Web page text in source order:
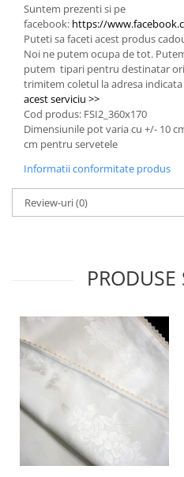
Suntem prezenti si pe
facebook: https://
Puteti sa faceti acest produs
Noi ne putem ocupa de tot.
putem tipari pentru destinatar
trimitem coletul la adresa indicata
acest serviciu >>
Cod produs: FSI2_360x170
Dimensiunile pot varia cu +/- 10
cm pentru servetele
Informatii conformitate produs
Review-uri(0)